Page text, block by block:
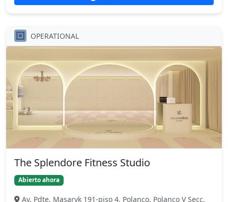
OPERATIONAL
The Splendore Fitness Studio
Abierto ahora
Av. Pdte. Masaryk 191-piso 4, Polanco, Polanco V Secc,